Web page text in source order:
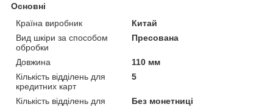
Основні
Країна виробник
Китай
Вид шкіри за способом
обробки
Пресована
Довжина
110 мм
Кількість відділень для
кредитних карт
5
Кількість відділень для
Без монетниці